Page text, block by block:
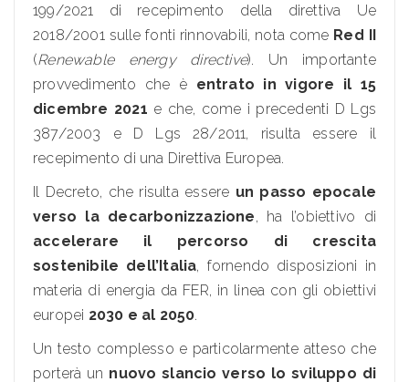
199/2021 di recepimento della direttiva Ue
2018/2001 sulle fonti rinnovabili, nota come Red II
(Renewable energy directive). Un importante
provvedimento che è entrato in vigore il 15
dicembre 2021 e che, come i precedenti D Lgs
387/2003 e D Lgs 28/2011, risulta essere il
recepimento di una Direttiva Europea.
Il Decreto, che risulta essere un passo epocale
verso la decarbonizzazione, ha l’obiettivo di
accelerare il percorso di crescita
sostenibile dell’Italia, fornendo disposizioni in
materia di energia da FER, in linea con gli obiettivi
europei 2030 e al 2050.
Un testo complesso e particolarmente atteso che
porterà un nuovo slancio verso lo sviluppo di